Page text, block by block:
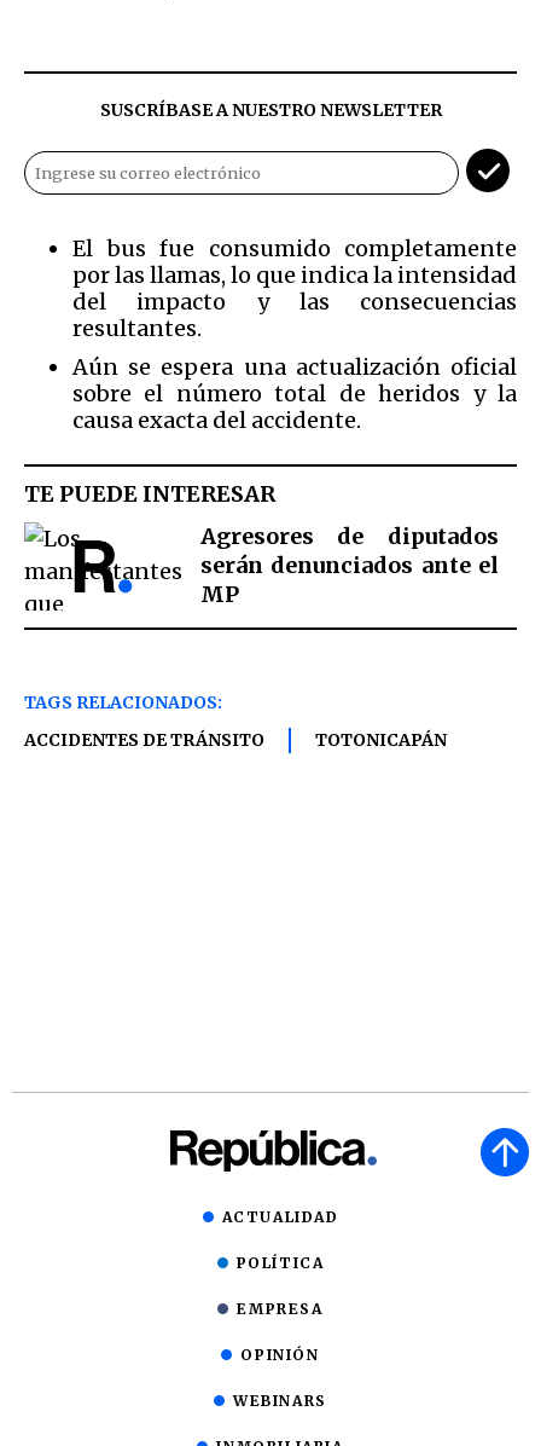
SUSCRÍBASE A NUESTRO NEWSLETTER
El bus fue consumido completamente
por las llamas, lo que indica la intensidad
del impacto y las consecuencias
resultantes.
Aún se espera una actualización oficial
sobre el número total de heridos y la
causa exacta del accidente.
TE PUEDE INTERESAR
Agresores de diputados
serán denunciados ante el
MP
TAGS RELACIONADOS:
ACCIDENTES DE TRÁNSITO
TOTONICAPÁN
ACTUALIDAD
POLÍTICA
EMPRESA
OPINIÓN
WEBINARS